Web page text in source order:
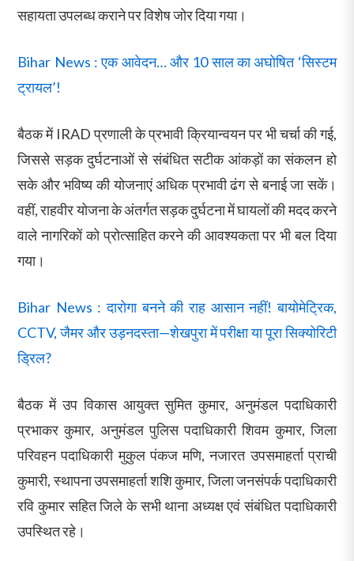
सहायता उपलब्ध कराने पर विशेष जोर दिया गया।
Bihar News : एक आवेदन… और 10 साल का अघोषित ‘सिस्टम
ट्रायल’!
बैठक में IRAD प्रणाली के प्रभावी क्रियान्वयन पर भी चर्चा की गई,
जिससे सड़क दुर्घटनाओं से संबंधित सटीक आंकड़ों का संकलन हो
सके और भविष्य की योजनाएं अधिक प्रभावी ढंग से बनाई जा सकें।
वहीं, राहवीर योजना के अंतर्गत सड़क दुर्घटना में घायलों की मदद करने
वाले नागरिकों को प्रोत्साहित करने की आवश्यकता पर भी बल दिया
गया।
Bihar News : दारोगा बनने की राह आसान नहीं! बायोमेट्रिक,
CCTV, जैमर और उड़नदस्ता—शेखपुरा में परीक्षा या पूरा सिक्योरिटी
ड्रिल?
बैठक में उप विकास आयुक्त सुमित कुमार, अनुमंडल पदाधिकारी
प्रभाकर कुमार, अनुमंडल पुलिस पदाधिकारी शिवम कुमार, जिला
परिवहन पदाधिकारी मुकुल पंकज मणि, नजारत उपसमाहर्ता प्राची
कुमारी, स्थापना उपसमाहर्ता शशि कुमार, जिला जनसंपर्क पदाधिकारी
रवि कुमार सहित जिले के सभी थाना अध्यक्ष एवं संबंधित पदाधिकारी
उपस्थित रहे।